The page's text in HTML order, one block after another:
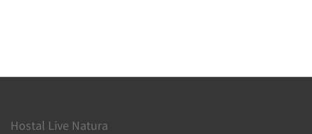
Hostal Live Natura